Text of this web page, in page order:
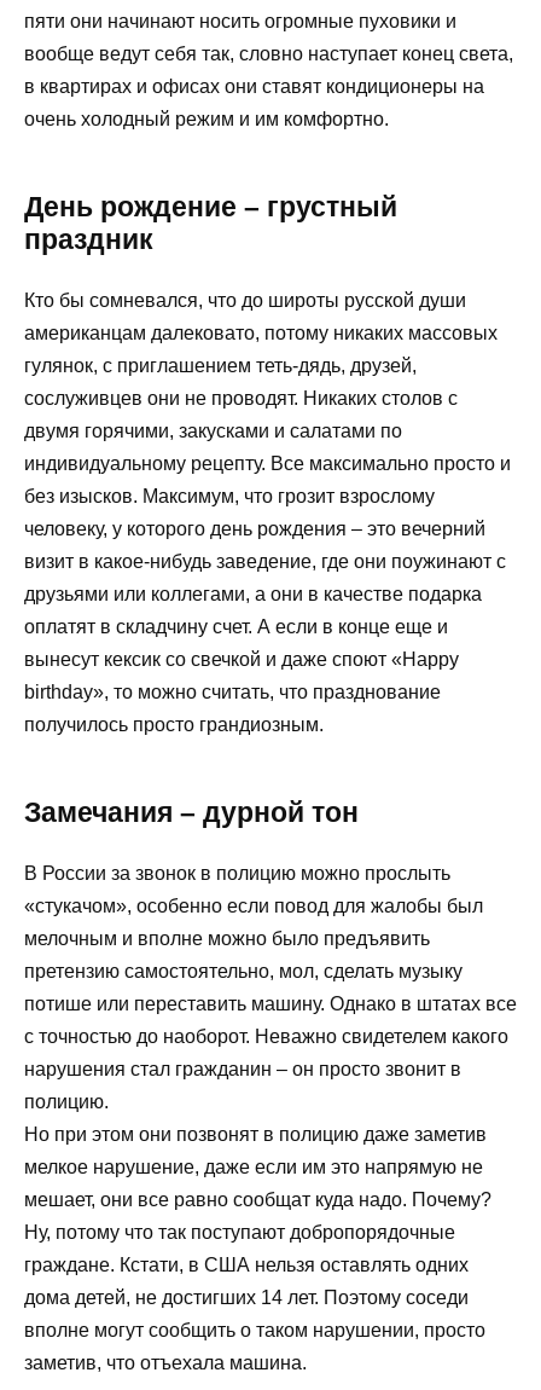
пяти они начинают носить огромные пуховики и
вообще ведут себя так, словно наступает конец света,
в квартирах и офисах они ставят кондиционеры на
очень холодный режим и им комфортно.
День рождение – грустный
праздник
Кто бы сомневался, что до широты русской души
американцам далековато, потому никаких массовых
гулянок, с приглашением теть-дядь, друзей,
сослуживцев они не проводят. Никаких столов с
двумя горячими, закусками и салатами по
индивидуальному рецепту. Все максимально просто и
без изысков. Максимум, что грозит взрослому
человеку, у которого день рождения – это вечерний
визит в какое-нибудь заведение, где они поужинают с
друзьями или коллегами, а они в качестве подарка
оплатят в складчину счет. А если в конце еще и
вынесут кексик со свечкой и даже споют «Happy
birthday», то можно считать, что празднование
получилось просто грандиозным.
Замечания – дурной тон
В России за звонок в полицию можно прослыть
«стукачом», особенно если повод для жалобы был
мелочным и вполне можно было предъявить
претензию самостоятельно, мол, сделать музыку
потише или переставить машину. Однако в штатах все
с точностью до наоборот. Неважно свидетелем какого
нарушения стал гражданин – он просто звонит в
полицию.
Но при этом они позвонят в полицию даже заметив
мелкое нарушение, даже если им это напрямую не
мешает, они все равно сообщат куда надо. Почему?
Ну, потому что так поступают добропорядочные
граждане. Кстати, в США нельзя оставлять одних
дома детей, не достигших 14 лет. Поэтому соседи
вполне могут сообщить о таком нарушении, просто
заметив, что отъехала машина.